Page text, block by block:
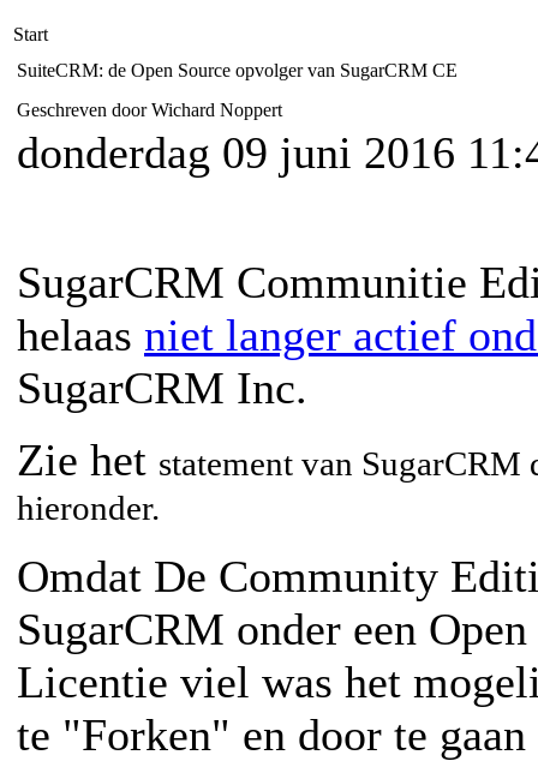
Start
SuiteCRM: de Open Source opvolger van SugarCRM CE
Geschreven door Wichard Noppert
donderdag 09 juni 2016
SugarCRM Communitie
helaas niet langer actief
SugarCRM Inc.
Zie het statement van
hieronder.
Omdat De Community
SugarCRM onder een
Licentie viel was het
te "Forken" en door te